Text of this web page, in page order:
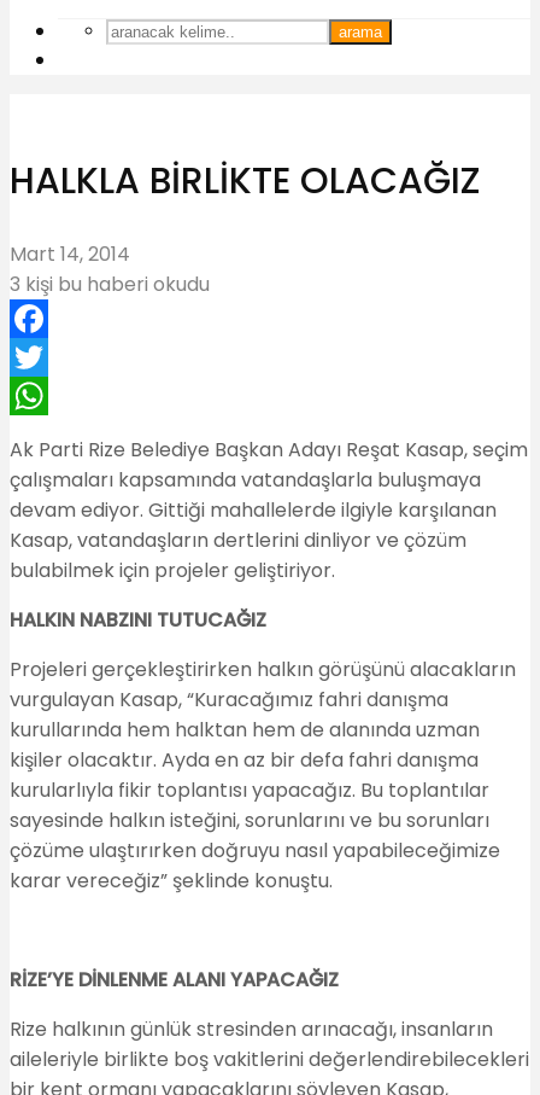
arama
HALKLA BİRLİKTE OLACAĞIZ
Mart 14, 2014
3 kişi bu haberi okudu
Facebook
Twitter
Ak Parti Rize Belediye Başkan Adayı Reşat Kasap, seçim
çalışmaları kapsamında vatandaşlarla buluşmaya
devam ediyor. Gittiği mahallelerde ilgiyle karşılanan
Kasap, vatandaşların dertlerini dinliyor ve çözüm
bulabilmek için projeler geliştiriyor.
HALKIN NABZINI TUTUCAĞIZ
Projeleri gerçekleştirirken halkın görüşünü alacakların
vurgulayan Kasap, “Kuracağımız fahri danışma
kurullarında hem halktan hem de alanında uzman
kişiler olacaktır. Ayda en az bir defa fahri danışma
kurularlıyla fikir toplantısı yapacağız. Bu toplantılar
sayesinde halkın isteğini, sorunlarını ve bu sorunları
çözüme ulaştırırken doğruyu nasıl yapabileceğimize
karar vereceğiz” şeklinde konuştu.
RİZE’YE DİNLENME ALANI YAPACAĞIZ
Rize halkının günlük stresinden arınacağı, insanların
aileleriyle birlikte boş vakitlerini değerlendirebilecekleri
bir kent ormanı yapacaklarını söyleyen Kasap,